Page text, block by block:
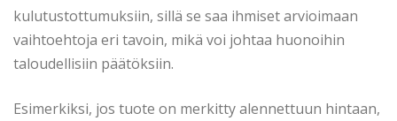
kulutustottumuksiin, sillä se saa ihmiset arvioimaan
vaihtoehtoja eri tavoin, mikä voi johtaa huonoihin
taloudellisiin päätöksiin.
Esimerkiksi, jos tuote on merkitty alennettuun hintaan,